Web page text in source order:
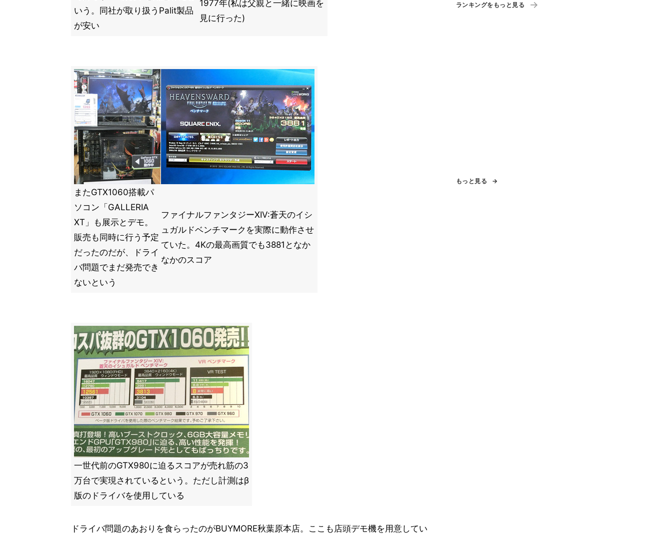
いう。同社が取り扱うPalit製品
が安い
1977年(私は父親と一緒に映画を
見に行った)
またGTX1060搭載パ
ソコン「GALLERIA
XT」も展示とデモ。
販売も同時に行う予定
だったのだが、ドライ
バ問題でまだ発売でき
ないという
ファイナルファンタジーXIV:蒼天のイシ
ュガルドベンチマークを実際に動作させ
ていた。4Kの最高画質でも3881となか
なかのスコア
一世代前のGTX980に迫るスコアが売れ筋の3
万台で実現されているという。ただし計測はβ
版のドライバを使用している
ドライバ問題のあおりを食らったのがBUYMORE秋葉原本店。ここも店頭デモ機を用意してい
ランキングをもっと見る
もっと見る